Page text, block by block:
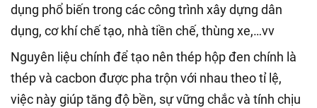
dụng phổ biến trong các công trình xây dựng dân
dụng, cơ khí chế tạo, nhà tiền chế, thùng xe,…vv
Nguyên liệu chính để tạo nên thép hộp đen chính là
thép và cacbon được pha trộn với nhau theo tỉ lệ,
việc này giúp tăng độ bền, sự vững chắc và tính chịu